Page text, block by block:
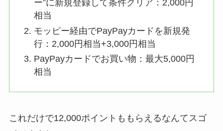
ー”に新規登録して条件クリア：2,000円
相当
モッピー経由でPayPayカードを新規発
行：2,000円相当+3,000円相当
PayPayカードでお買い物：最大5,000円
相当
これだけで12,000ポイントももらえるなんてスゴ